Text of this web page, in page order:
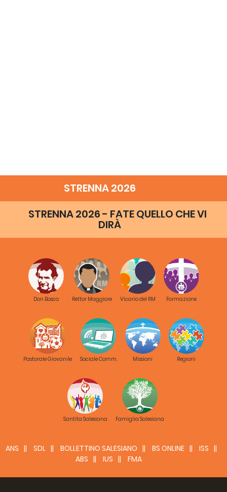
STRENNA 2026
STRENNA 2026 - FATE QUELLO CHE VI
DIRÀ
Don Bosco Rettor Maggiore Vicario del RM Formazione
Pastorale Giovanile Sociale Comm. Missioni Regioni
Santita Salesiana Famiglia Salesiana
ANS SDL BOLLETTINO SALESIANO BS ONLINE
ISS
ABS
IUS FMA